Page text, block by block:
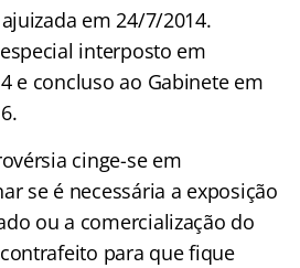
ajuizada em 24/7/2014.
interposto em
e concluso ao Gabinete em
cinge-se em
se é necessária a exposição
ou a comercialização do
para que fique